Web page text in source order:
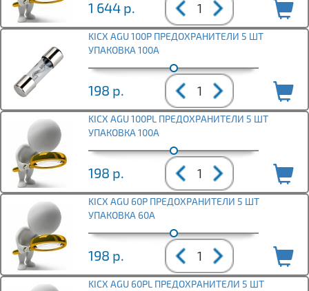
1 644 р.
KICX AGU 100P ПРЕДОХРАНИТЕЛИ 5 ШТ
УПАКОВКА 100А
198 р.
KICX AGU 100PL ПРЕДОХРАНИТЕЛИ 5 ШТ
УПАКОВКА 100А
198 р.
KICX AGU 60P ПРЕДОХРАНИТЕЛИ 5 ШТ
УПАКОВКА 60А
198 р.
KICX AGU 60PL ПРЕДОХРАНИТЕЛИ 5 ШТ